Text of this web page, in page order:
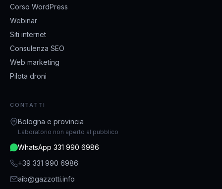
Corso WordPress
Webinar
Siti internet
Consulenza SEO
Web marketing
Pilota droni
CONTATTI
Bologna e provincia
Laboratorio non aperto al pubblico
WhatsApp 331 990 6986
+39 331 990 6986
aib@gazzotti.info